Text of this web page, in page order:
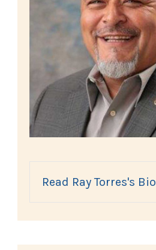
Read Ray Torres's Bio